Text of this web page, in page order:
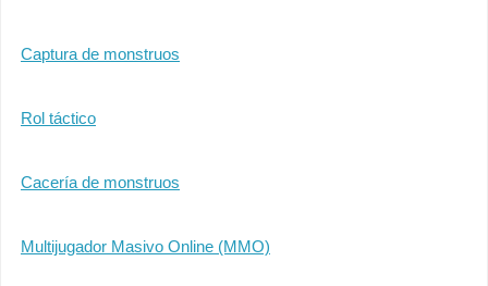
Captura de monstruos
Rol táctico
Cacería de monstruos
Multijugador Masivo Online (MMO)